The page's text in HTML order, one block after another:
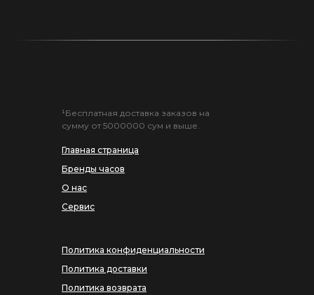
Главная страница
Бренды часов
О нас
Сервис
¹Бесплатная доставка заказов на
сумму от 5000000 сум и выше.
Политика конфиденциальности
Политика доставки
Политика возврата